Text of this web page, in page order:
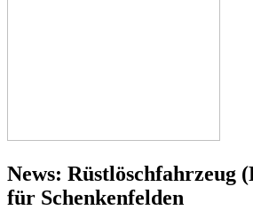
News: Rüstlöschfahrzeug
für Schenkenfelden